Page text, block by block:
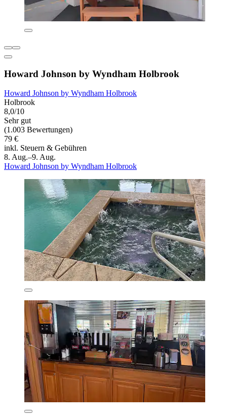
Howard Johnson by Wyndham Holbrook
Howard Johnson by Wyndham Holbrook
Holbrook
8,0/10
Sehr gut
(1.003 Bewertungen)
79 €
inkl. Steuern & Gebühren
8. Aug.–9. Aug.
Howard Johnson by Wyndham Holbrook